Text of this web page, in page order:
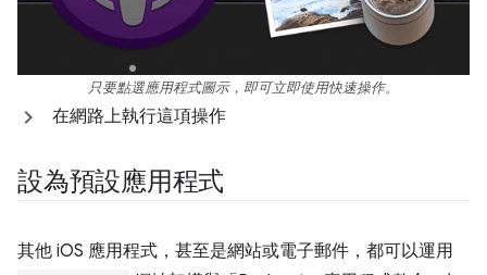
只要點選應用程式圖示，即可立即使用快速操作。
在網路上執行這項操作
設為預設應用程式
其他 iOS 應用程式，甚至是網站或電子郵件，都可以運用